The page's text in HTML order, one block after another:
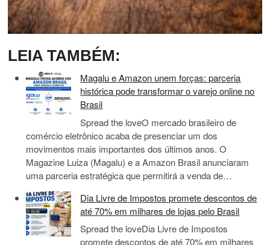
LEIA TAMBÉM:
Magalu e Amazon unem forças: parceria
histórica pode transformar o varejo online no
Brasil
Spread the loveO mercado brasileiro de
comércio eletrônico acaba de presenciar um dos
movimentos mais importantes dos últimos anos. O
Magazine Luiza (Magalu) e a Amazon Brasil anunciaram
uma parceria estratégica que permitirá a venda de…
Dia Livre de Impostos promete descontos de
até 70% em milhares de lojas pelo Brasil
Spread the loveDia Livre de Impostos
promete descontos de até 70% em milhares